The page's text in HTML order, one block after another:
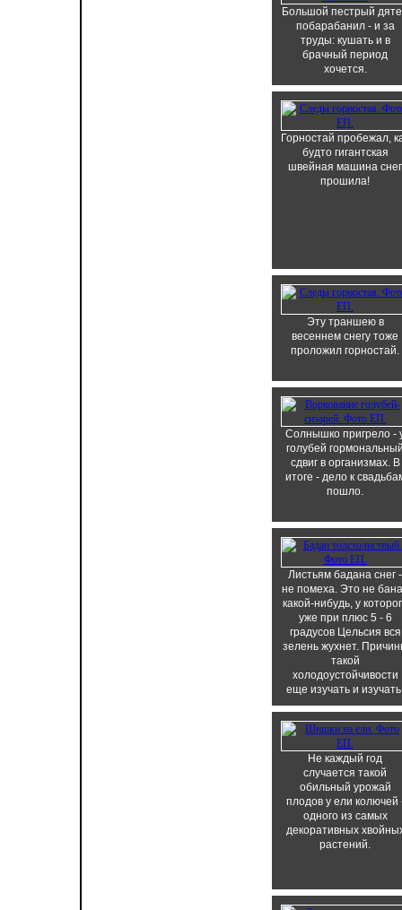
Большой пестрый
побарабанил - и за
труды: кушать и в
брачный период
хочется.
Горностай пробежал,
будто гигантская
швейная машина снег
прошила!
Эту траншею в
весеннем снегу тоже
проложил горностай.
Солнышко пригрело -
голубей
сдвиг в организмах. В
итоге - дело к
пошло.
Листьям бадана снег -
не помеха. Это не
какой-нибудь, у
уже при плюс 5 - 6
градусов Цельсия вся
зелень жухнет.
такой
холодоустойчивости
еще изучать и
Не каждый год
случается такой
обильный урожай
плодов у ели колючей
одного из самых
декоративных
растений.